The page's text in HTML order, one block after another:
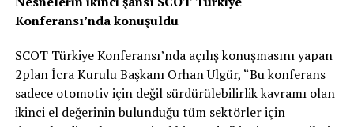
Konferansı’nda konuşuldu
SCOT Türkiye Konferansı’nda açılış konuşmasını yapan
2plan İcra Kurulu Başkanı Orhan Ülgür, “Bu konferans
sadece otomotiv için değil sürdürülebilirlik kavramı olan
ikinci el değerinin bulunduğu tüm sektörler için